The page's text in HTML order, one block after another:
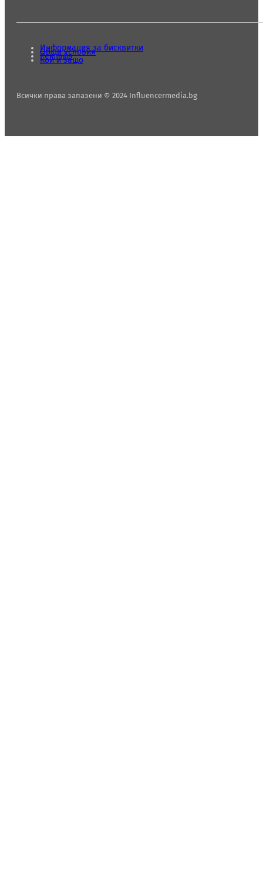
Всички права запазени © 2024 Influencermedia.bg
Информация за бисквитки
Общи условия
Реклама
Кой и защо